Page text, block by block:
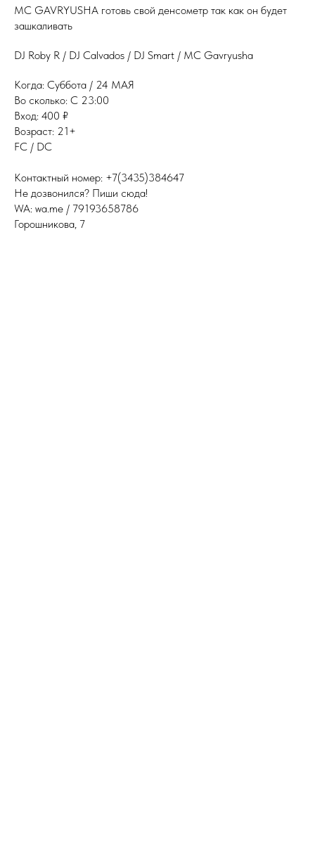
MC GAVRYUSHA готовь свой денсометр так как он будет
зашкаливать
DJ Roby R / DJ Calvados / DJ Smart / MC Gavryusha
Когда: Суббота / 24 МАЯ
Во сколько: С 23:00
Вход: 400 ₽
Возраст: 21+
FC / DC
Контактный номер: +7(3435)384647
Не дозвонился? Пиши сюда!
WA: wa.me / 79193658786
Горошникова, 7